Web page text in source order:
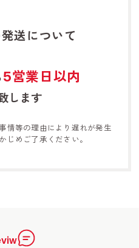
送について
5営業日以内
します
情等の理由により遅れが発生
じめご了承ください。